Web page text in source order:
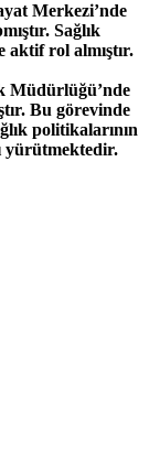
Merkezi’nde
Sağlık
aktif rol almıştır.
Müdürlüğü’nde
Bu görevinde
politikalarının
yürütmektedir.